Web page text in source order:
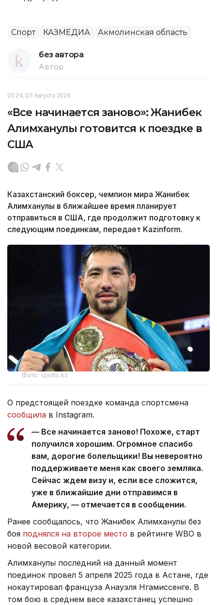
Спорт КАЗМЕДИА Акмолинская область
без автора
Автор
05:24, 07 Августа 2026
«Все начинается заново»: Жанибек
Алимханулы готовится к поездке в
США
Казахстанский боксер, чемпион мира Жанибек
Алимханулы в ближайшее время планирует
отправиться в США, где продолжит подготовку к
следующим поединкам, передает Kazinform.
Фото: sports.kz
О предстоящей поездке команда спортсмена
сообщила в Instagram.
— Все начинается заново! Похоже, старт
получился хорошим. Огромное спасибо
вам, дорогие болельщики! Вы невероятно
поддерживаете меня как своего земляка.
Сейчас ждем визу и, если все сложится,
уже в ближайшие дни отправимся в
Америку, — отмечается в сообщении.
Ранее сообщалось, что Жанибек Алимханулы без
боя поднялся на второе место в рейтинге WBO в
новой весовой категории.
Алимханулы последний на данный момент
поединок провел 5 апреля 2025 года в Астане, где
нокаутировал француза Анауэля Нгамиссенге. В
том бою в среднем весе казахстанец успешно